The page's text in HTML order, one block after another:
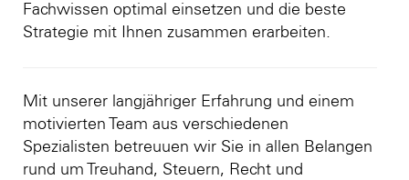
Fachwissen optimal einsetzen und die beste
Strategie mit Ihnen zusammen erarbeiten.
Mit unserer langjähriger Erfahrung und einem
motivierten Team aus verschiedenen
Spezialisten betreuuen wir Sie in allen Belangen
rund um Treuhand, Steuern, Recht und